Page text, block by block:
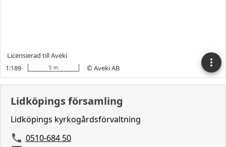
Lidköpings församling
Lidköpings kyrkogårdsförvaltning
0510-684 50